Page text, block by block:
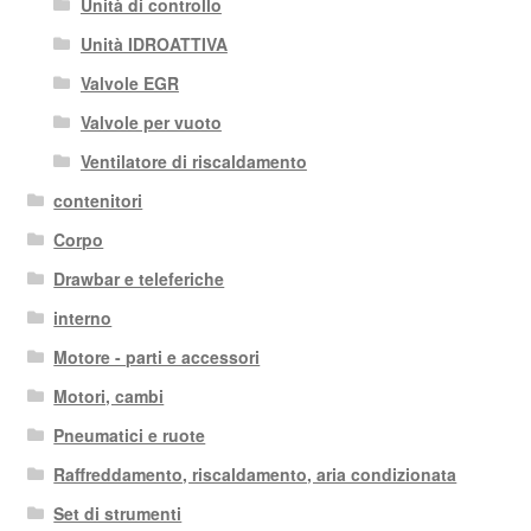
Unità di controllo
Unità IDROATTIVA
Valvole EGR
Valvole per vuoto
Ventilatore di riscaldamento
contenitori
Corpo
Drawbar e teleferiche
interno
Motore - parti e accessori
Motori, cambi
Pneumatici e ruote
Raffreddamento, riscaldamento, aria condizionata
Set di strumenti